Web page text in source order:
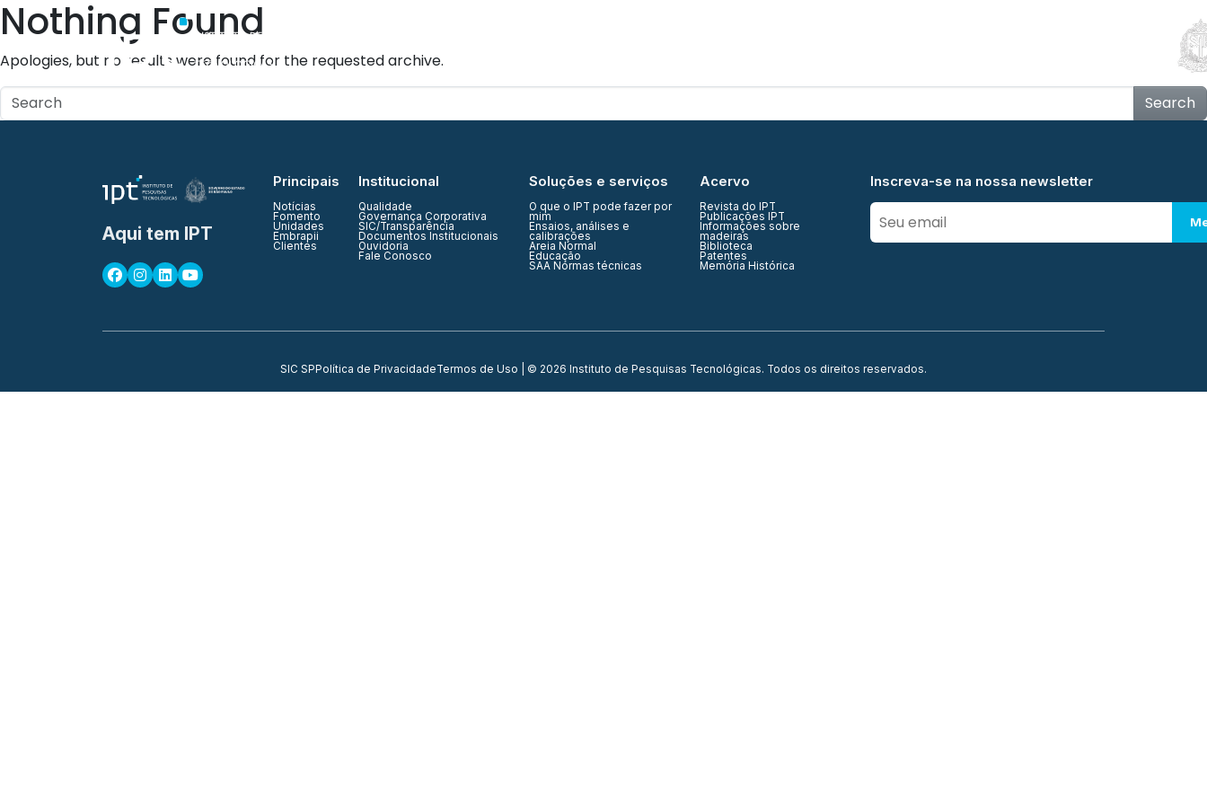
Nothing Found
Apologies, but no results were found for the requested archive.
Search
Aqui tem IPT
Principais
Notícias
Fomento
Unidades
Embrapii
Clientes
Institucional
Qualidade
Governança Corporativa
SIC/Transparência
Documentos Institucionais
Ouvidoria
Fale Conosco
Soluções e serviços
O que o IPT pode fazer por
mim
Ensaios, análises e
calibrações
Areia Normal
Educação
SAA Normas técnicas
Acervo
Revista do IPT
Publicações IPT
Informações sobre
madeiras
Biblioteca
Patentes
Memória Histórica
Inscreva-se na nossa newsletter
SIC SPPolítica de PrivacidadeTermos de Uso | © 2026 Instituto de Pesquisas Tecnológicas. Todos os direitos reservados.